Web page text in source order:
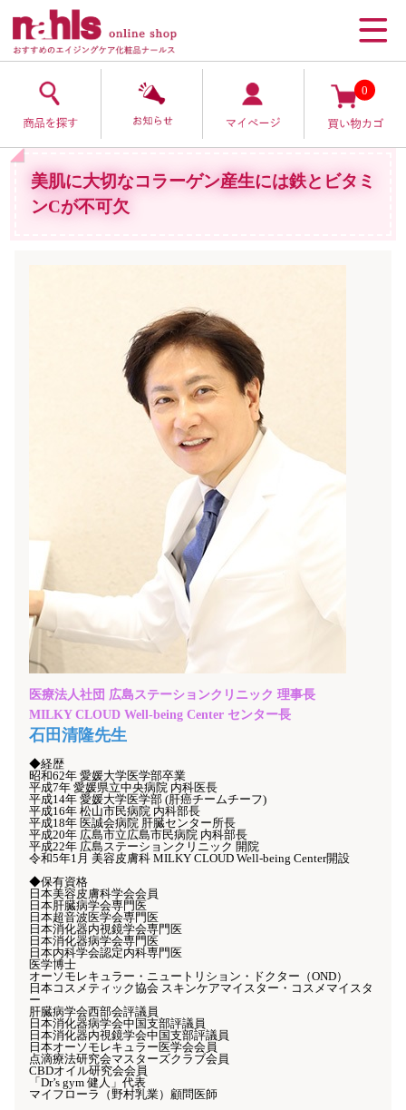
0
美肌に大切なコラーゲン産生には鉄とビタミ
ンCが不可欠
医療法人社団 広島ステーションクリニック 理事長
MILKY CLOUD Well-being Center センター長
石田清隆先生
◆経歴
昭和62年 愛媛大学医学部卒業
平成7年 愛媛県立中央病院 内科医長
平成14年 愛媛大学医学部 (肝癌チームチーフ)
平成16年 松山市民病院 内科部長
平成18年 医誠会病院 肝臓センター所長
平成20年 広島市立広島市民病院 内科部長
平成22年 広島ステーションクリニック 開院
令和5年1月 美容皮膚科 MILKY CLOUD Well-being Center開設
◆保有資格
日本美容皮膚科学会会員
日本肝臓病学会専門医
日本超音波医学会専門医
日本消化器内視鏡学会専門医
日本消化器病学会専門医
日本内科学会認定内科専門医
医学博士
オーソモレキュラー・ニュートリション・ドクター（OND）
日本コスメティック協会 スキンケアマイスター・コスメマイスタ
ー
肝臓病学会西部会評議員
日本消化器病学会中国支部評議員
日本消化器内視鏡学会中国支部評議員
日本オーソモレキュラー医学会会員
点滴療法研究会マスターズクラブ会員
CBDオイル研究会会員
「Dr’s gym 健人」代表
マイフローラ（野村乳業）顧問医師